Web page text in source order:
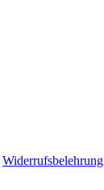
Widerrufsbelehrung